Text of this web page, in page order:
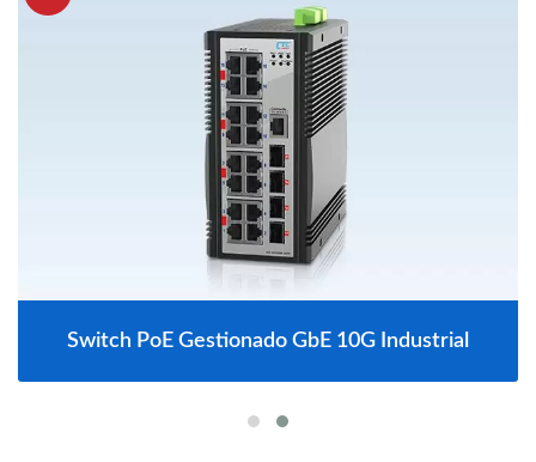
Switch PoE Gestionado GbE 10G Industrial